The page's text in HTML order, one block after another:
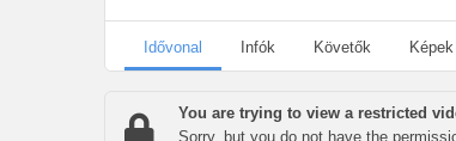
Idővonal Infók Követők Képek
You are trying to view a restricted
Sorry, but you do not have the